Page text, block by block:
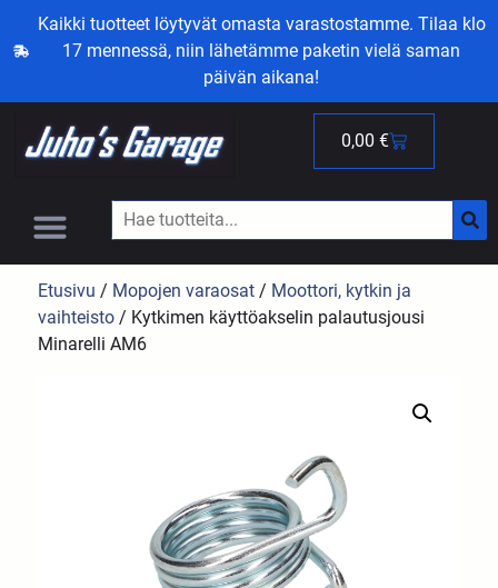
Kaikki tuotteet löytyvät omasta varastostamme. Tilaa klo
17 mennessä, niin lähetämme paketin vielä saman
päivän aikana!
0,00 €
Etusivu / Mopojen varaosat / Moottori, kytkin ja
vaihteisto / Kytkimen käyttöakselin palautusjousi
Minarelli AM6